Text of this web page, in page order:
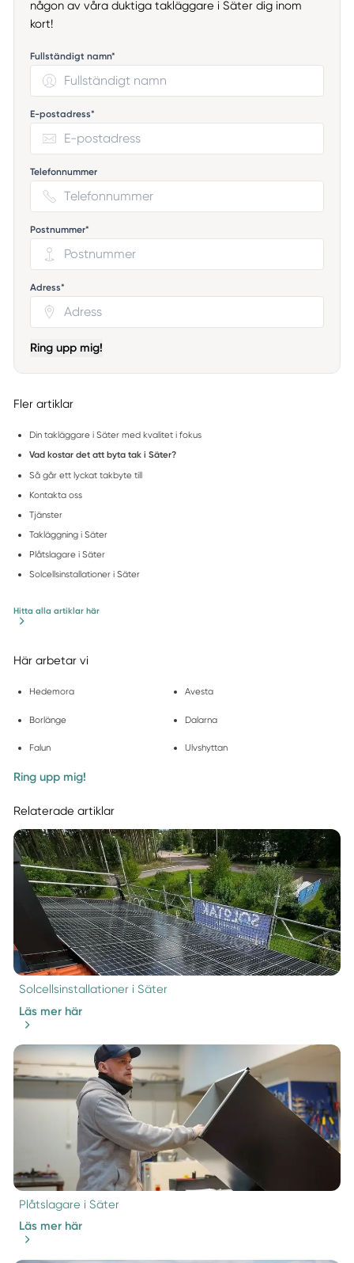
någon av våra duktiga takläggare i Säter dig inom
kort!
Fullständigt namn*
E-postadress*
Telefonnummer
Postnummer*
Adress*
Ring upp mig!
Fler artiklar
Din takläggare i Säter med kvalitet i fokus
Vad kostar det att byta tak i Säter?
Så går ett lyckat takbyte till
Kontakta oss
Tjänster
Takläggning i Säter
Plåtslagare i Säter
Solcellsinstallationer i Säter
Hitta alla artiklar här
Här arbetar vi
Hedemora Avesta
Borlänge Dalarna
Falun Ulvshyttan
Ring upp mig!
Relaterade artiklar
Solcellsinstallationer i Säter
Läs mer här
Plåtslagare i Säter
Läs mer här